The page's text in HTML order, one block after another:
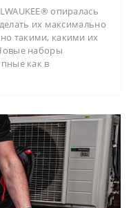
опиралась
их максимально
такими, какими их
наборы
как в